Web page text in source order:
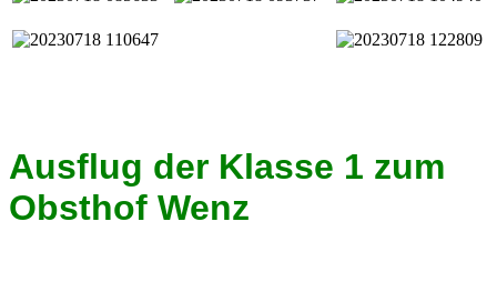
Ausflug der Klasse 1 zum
Obsthof Wenz